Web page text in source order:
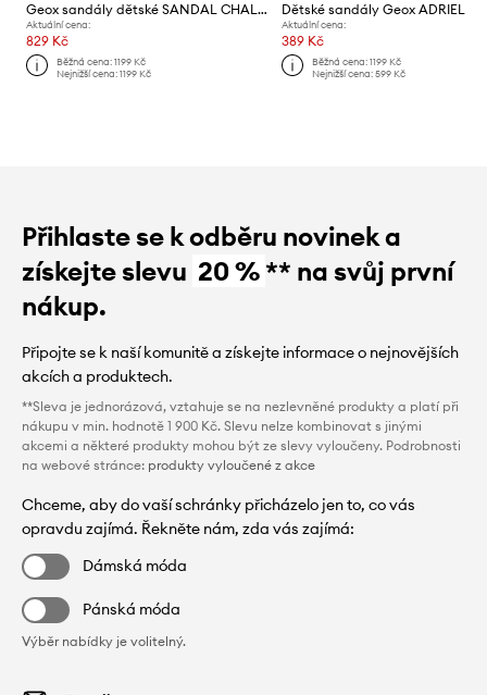
Geox sandály dětské SANDAL CHALKI
Aktuální cena:
829 Kč
Běžná cena:1199 Kč
Nejnižší cena:1199 Kč
Dětské sandály Geox ADRIEL
Aktuální cena:
389 Kč
Běžná cena: 1199 Kč
Nejnižší cena: 599 Kč
Přihlaste se k odběru novinek a
získejte slevu 20 %** na svůj první
nákup.
Připojte se k naší komunitě a získejte informace o nejnovějších
akcích a produktech.
**Sleva je jednorázová, vztahuje se na nezlevněné produkty a platí při
nákupu v min. hodnotě 1 900 Kč. Slevu nelze kombinovat s jinými
akcemi a některé produkty mohou být ze slevy vyloučeny. Podrobnosti
na webové stránce: produkty vyloučené z akce
Chceme, aby do vaší schránky přicházelo jen to, co vás
opravdu zajímá. Řekněte nám, zda vás zajímá:
Dámská móda
Pánská móda
Výběr nabídky je volitelný.